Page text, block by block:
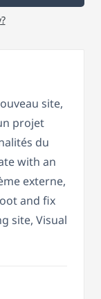
site,
projet
du
with an
externe,
and fix
site, Visual